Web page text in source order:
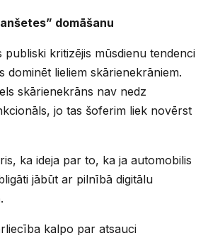
domāšanu
publiski kritizējis mūsdienu tendenci
dominēt lieliem skārienekrāniem.
skārienekrāns nav nedz
jo tas šoferim liek novērst
ka ideja par to, ka ja automobilis
jābūt ar pilnībā digitālu
kalpo par atsauci